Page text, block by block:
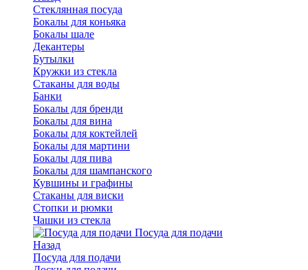
Стеклянная посуда
Бокалы для коньяка
Бокалы шале
Декантеры
Бутылки
Кружки из стекла
Стаканы для воды
Банки
Бокалы для бренди
Бокалы для вина
Бокалы для коктейлей
Бокалы для мартини
Бокалы для пива
Бокалы для шампанского
Кувшины и графины
Стаканы для виски
Стопки и рюмки
Чашки из стекла
Посуда для подачи
Назад
Посуда для подачи